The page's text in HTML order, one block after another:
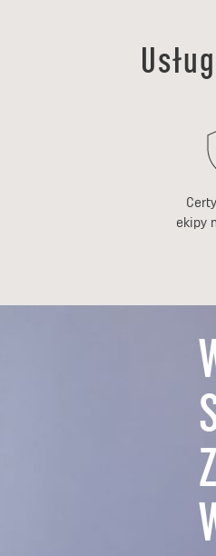
ekipy